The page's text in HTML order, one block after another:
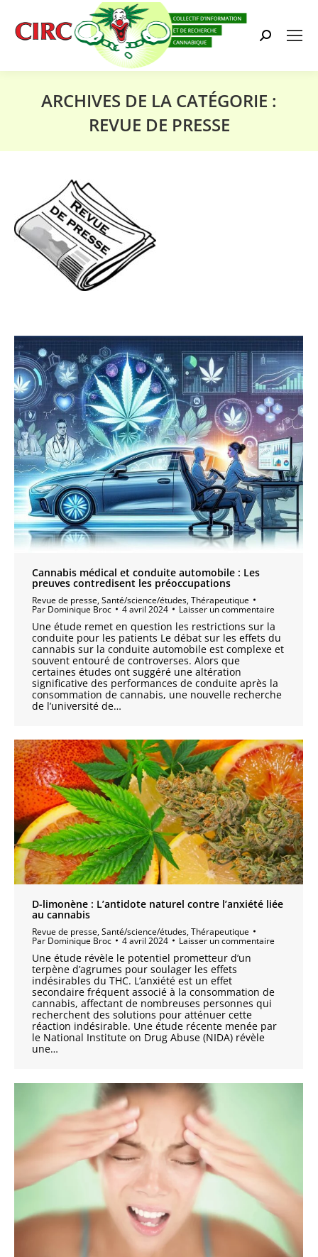
Search:
ARCHIVES DE LA CATÉGORIE :
REVUE DE PRESSE
Cannabis médical et conduite automobile : Les
preuves contredisent les préoccupations
Revue de presse,Santé/science/études,Thérapeutique
Par Dominique Broc 4 avril 2024 Laisser un commentaire
Une étude remet en question les restrictions sur la
conduite pour les patients Le débat sur les effets du
cannabis sur la conduite automobile est complexe et
souvent entouré de controverses. Alors que
certaines études ont suggéré une altération
significative des performances de conduite après la
consommation de cannabis, une nouvelle recherche
de l’université de…
D-limonène : L’antidote naturel contre l’anxiété liée
au cannabis
Revue de presse,Santé/science/études,Thérapeutique
Par Dominique Broc 4 avril 2024 Laisser un commentaire
Une étude révèle le potentiel prometteur d’un
terpène d’agrumes pour soulager les effets
indésirables du THC. L’anxiété est un effet
secondaire fréquent associé à la consommation de
cannabis, affectant de nombreuses personnes qui
recherchent des solutions pour atténuer cette
réaction indésirable. Une étude récente menée par
le National Institute on Drug Abuse (NIDA) révèle
une…